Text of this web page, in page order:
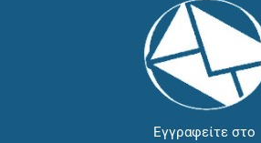
Εγγραφείτε στο